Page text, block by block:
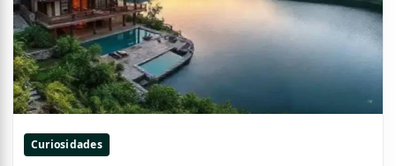
Curiosidades